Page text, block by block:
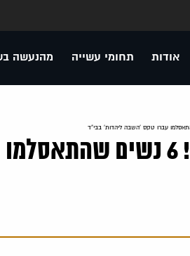
אודות תחומי עשייה מהנעשה
מזל טוב עם ישראל! 6